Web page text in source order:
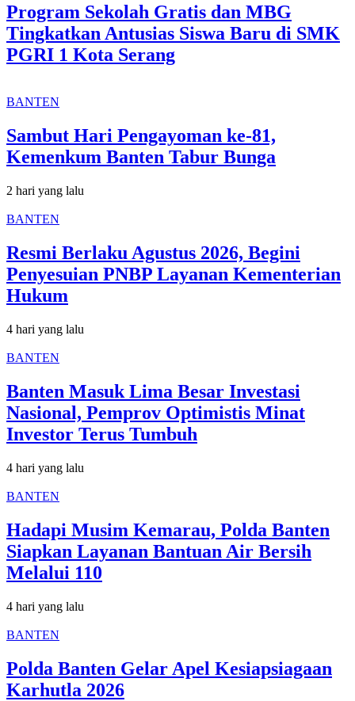
Program Sekolah Gratis dan MBG
Tingkatkan Antusias Siswa Baru di SMK
PGRI 1 Kota Serang
BANTEN
Sambut Hari Pengayoman ke-81,
Kemenkum Banten Tabur Bunga
2 hari yang lalu
BANTEN
Resmi Berlaku Agustus 2026, Begini
Penyesuian PNBP Layanan Kementerian
Hukum
4 hari yang lalu
BANTEN
Banten Masuk Lima Besar Investasi
Nasional, Pemprov Optimistis Minat
Investor Terus Tumbuh
4 hari yang lalu
BANTEN
Hadapi Musim Kemarau, Polda Banten
Siapkan Layanan Bantuan Air Bersih
Melalui 110
4 hari yang lalu
BANTEN
Polda Banten Gelar Apel Kesiapsiagaan
Karhutla 2026